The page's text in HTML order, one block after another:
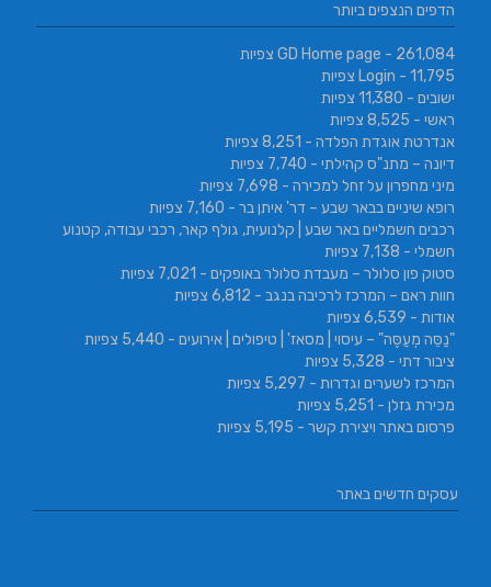
הדפים הנצפים ביותר
GD Home page - 261,084 צפיות
Login - 11,795 צפיות
ישובים - 11,380 צפיות
ראשי - 8,525 צפיות
אנדרטת אוגדת הפלדה - 8,251 צפיות
דיונה – מתנ"ס קהילתי - 7,740 צפיות
מיני מחפרון על זחל למכירה - 7,698 צפיות
רופא שיניים בבאר שבע – דר' איתן בר - 7,160 צפיות
רכבים חשמליים באר שבע | קלנועית, גולף קאר, רכבי עבודה, קטנוע
חשמלי - 7,138 צפיות
סטוק פון סלולר – מעבדת סלולר באופקים - 7,021 צפיות
חוות ראם – המרכז לרכיבה בנגב - 6,812 צפיות
אודות - 6,539 צפיות
"נַסֵּה מְעַסֶּה" – עיסוי | מסאז' | טיפולים | אירועים - 5,440 צפיות
ציבור דתי - 5,328 צפיות
המרכז לשערים וגדרות - 5,297 צפיות
מכירת גזלן - 5,251 צפיות
פרסום באתר ויצירת קשר - 5,195 צפיות
עסקים חדשים באתר